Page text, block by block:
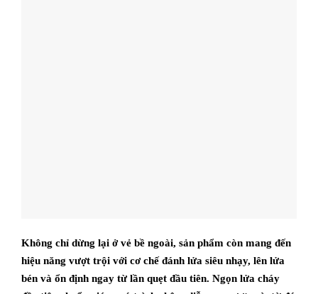
Không chỉ dừng lại ở vẻ bề ngoài, sản phẩm còn mang đến
hiệu năng vượt trội với cơ chế đánh lửa siêu nhạy, lên lửa
bén và ổn định ngay từ lần quẹt đầu tiên. Ngọn lửa cháy